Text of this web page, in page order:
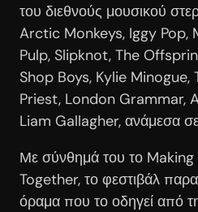
του διεθνούς μουσικού
Arctic Monkeys, Iggy Pop,
Pulp, Slipknot, The
Shop Boys, Kylie Minogue,
Priest, London Grammar,
Liam Gallagher, ανάμεσα
Με σύνθημά του το
Together, το φεστιβάλ
όραμα που το οδηγεί από